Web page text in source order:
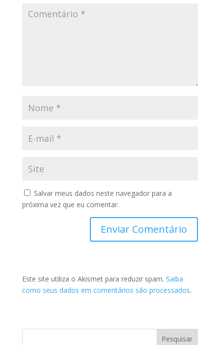
Salvar meus dados neste navegador para a
próxima vez que eu comentar.
Este site utiliza o Akismet para reduzir spam. Saiba
como seus dados em comentários são processados.